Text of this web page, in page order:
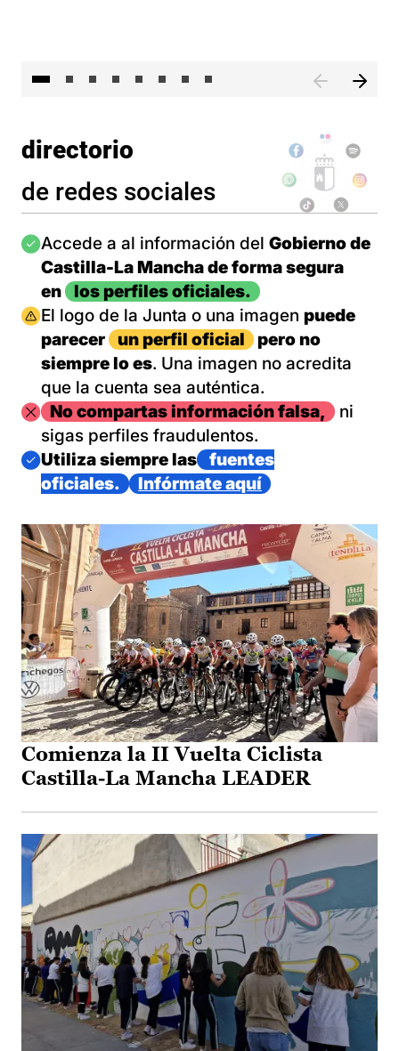
directorio
de redes sociales
Imagen
Accede a al información del Gobierno de
Castilla-La Mancha de forma segura
en
los perfiles oficiales.
Imagen
El logo de la Junta o una imagen puede
parecer
un perfil oficial
pero no
siempre lo es. Una imagen no acredita
que la cuenta sea auténtica.
ImagenNo compartas información falsa,
ni
sigas perfiles fraudulentos.
Imagen
Utiliza siempre las
fuentes
oficiales.
Infórmate aquí
Comienza la II Vuelta Ciclista
Castilla-La Mancha LEADER